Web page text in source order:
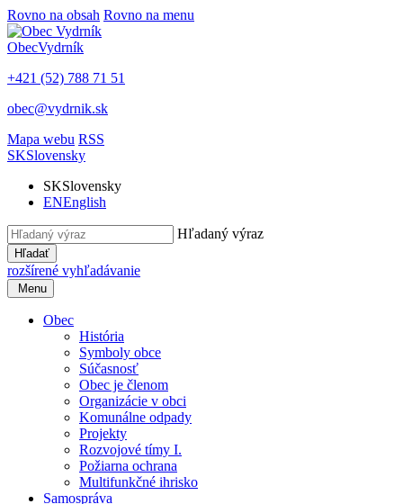
Rovno na obsah Rovno na menu
ObecVydrník
+421 (52) 788 71 51
obec@vydrnik.sk
Mapa webu RSS
SKSlovensky
SKSlovensky
ENEnglish
Hľadaný výraz
Hľadať
rozšírené vyhľadávanie
Menu
Obec
História
Symboly obce
Súčasnosť
Obec je členom
Organizácie v obci
Komunálne odpady
Projekty
Rozvojové tímy I.
Požiarna ochrana
Multifunkčné ihrisko
Samospráva